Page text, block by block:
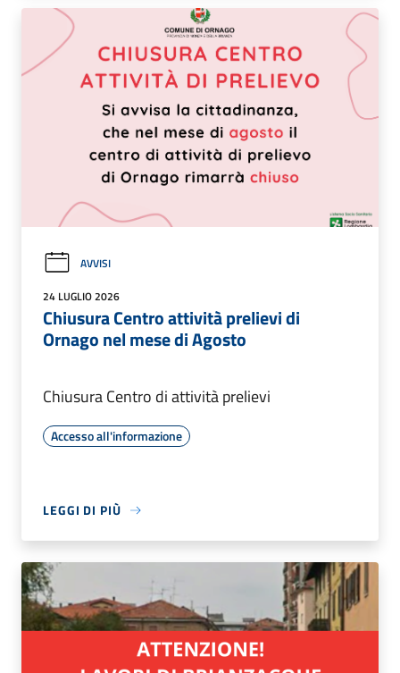
AVVISI
24 LUGLIO 2026
Chiusura Centro attività prelievi di
Ornago nel mese di Agosto
Chiusura Centro di attività prelievi
Accesso all'informazione
LEGGI DI PIÙ